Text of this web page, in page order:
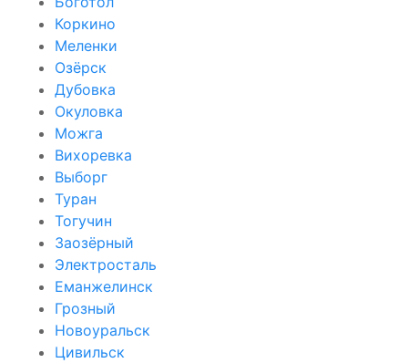
Коркино
Меленки
Озёрск
Дубовка
Окуловка
Можга
Вихоревка
Выборг
Туран
Тогучин
Заозёрный
Электросталь
Еманжелинск
Грозный
Новоуральск
Цивильск